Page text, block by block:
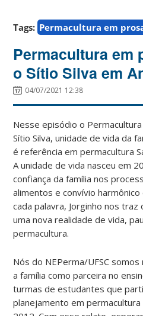
Tags: Permacultura em
Permacultura em
o Sítio Silva em
04/07/2021 12:38
Nesse episódio o
Sítio Silva, unidade de vida da
é referência em permacultura
A unidade de vida nasceu em
confiança da família nos
alimentos e convívio harmônico
cada palavra, Jorginho nos
uma nova realidade de vida,
permacultura.
Nós do NEPerma/UFSC
a família como parceira no
turmas de estudantes que
planejamento em